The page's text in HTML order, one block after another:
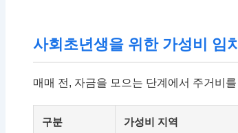
사회초년생을 위한 가성비 임
매매 전, 자금을 모으는 단계에서 주거비
구분 가성비 지역